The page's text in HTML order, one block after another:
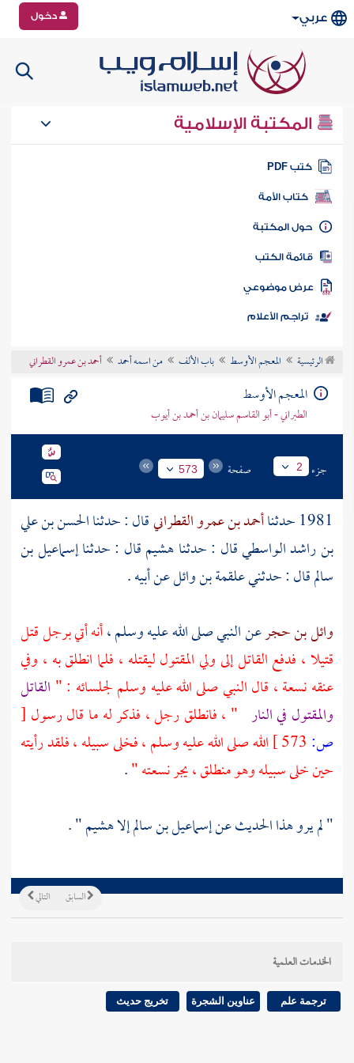
عربي دخول
المكتبة الإسلامية
كتب PDF
كتاب الأمة
المكتبة
الكتب
موضوعي
تراجم الأعلام
الرئيسية المعجم الأوسط باب الألف من اسمه أحمد أحمد بن عمرو القطراني
المعجم الأوسط
الطبراني - أبو القاسم سليمان بن أحمد بن أيوب
جزء 2 صفحة 573
1981 حدثنا أحمد بن عمرو القطرانيقال : حدثناالحسن بن علي
بن راشد الواسطيقال : حدثناهشيمقال : حدثناإسماعيل بن
سالمقال : حدثنيعلقمة بن وائلعن أبيه .
وائل بن حجرعن النبي صلى الله عليه وسلم ،أنه أتي برجل قتل
قتيلا ، فدفع القاتل إلى ولي المقتول ليقتله ، فلما انطلق به ، وفي
عنقه نسعة ، قال النبي صلى الله عليه وسلم لجلسائه : " القاتل
والمقتول في النار " ، فانطلق رجل ، فذكر له ما قال رسول [
ص:
الله صلى الله عليه وسلم ، فخلى سبيله ، فلقد رأيته
حين خلى سبيله وهو منطلق ، يجر نسعته ".
" لم يرو هذا الحديث عنإسماعيل بن سالمإلاهشيم" .
التالي السابق
الخدمات العلمية
ترجمة علم عناوين الشجرة تخريج حديث